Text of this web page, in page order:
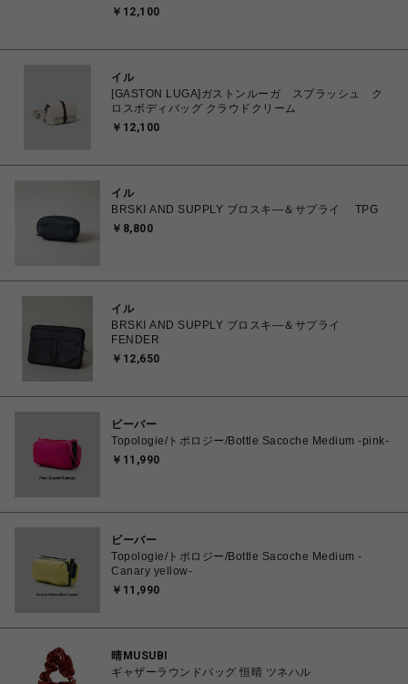
￥12,100
イル
[GASTON LUGA]ガストンルーガ スプラッシュ ク
ロスボディバッグ クラウドクリーム
￥12,100
イル
BRSKI AND SUPPLY ブロスキ―＆サプライ TPG
￥8,800
イル
BRSKI AND SUPPLY ブロスキ―＆サプライ
FENDER
￥12,650
ビーバー
Topologie/トポロジー/Bottle Sacoche Medium -pink-
￥11,990
ビーバー
Topologie/トポロジー/Bottle Sacoche Medium -
Canary yellow-
￥11,990
晴MUSUBI
ギャザーラウンドバッグ 恒晴 ツネハル